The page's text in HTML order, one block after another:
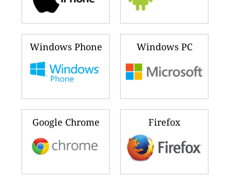
Windows Phone Windows PC
Google Chrome Firefox